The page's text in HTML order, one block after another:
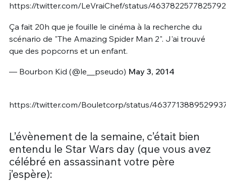
https://twitter.com/LeVraiChef/status/
Ça fait 20h que je fouille le cinéma à la recherche du
scénario de "The Amazing Spider Man 2". J'ai trouvé
que des popcorns et un enfant.
— Bourbon Kid (@le__pseudo) May 3, 2014
https://twitter.com/Bouletcorp/status/
L’évènement de la semaine, c’était bien
entendu le Star Wars day (que vous avez
célébré en assassinant votre père
j’espère):